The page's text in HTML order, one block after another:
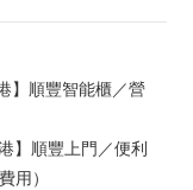
】順豐智能櫃／營
】順豐上門／便利
用）